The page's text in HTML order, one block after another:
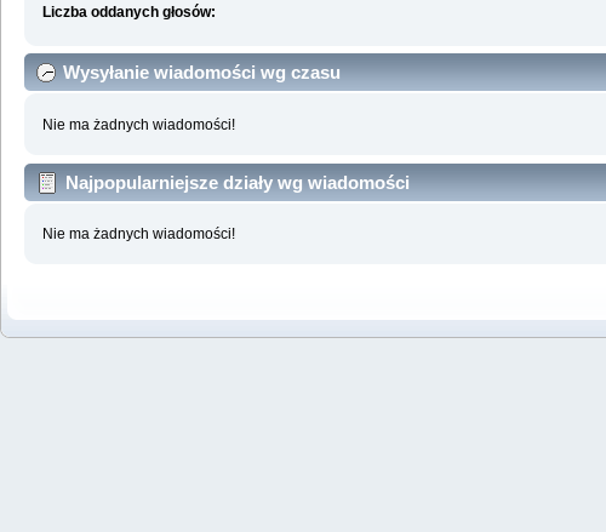
Liczba oddanych głosów:
Wysyłanie wiadomości wg czasu
Nie ma żadnych wiadomości!
Najpopularniejsze działy wg wiadomości
Nie ma żadnych wiadomości!